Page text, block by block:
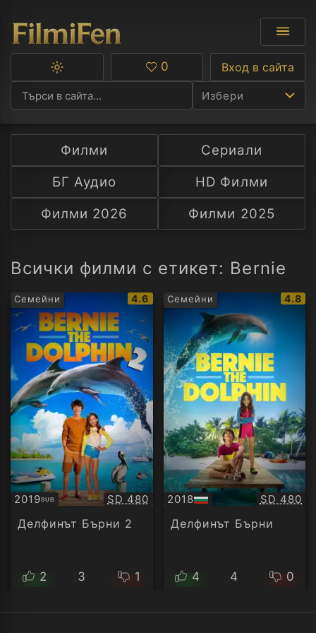
Избери
Ф
С
А
Превключване
тъмна
тема
Любими
0 Вход в сайта
Филми
Сериали
БГ Аудио
HD Филми
Филми 2026
Филми 2025
Всички филми с етикет: Bernie
Семейни
IMDb
рейтинг:
4.6
2019SUB
Субтитри Качество:
SD 480
Делфинът Бърни 2
2 3 1
Семейни
IMDb
4.8
2018
БГ
аудио
SD 480
Делфинът Бърни
4 4 0